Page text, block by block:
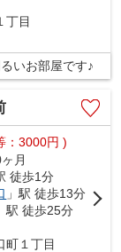
丁目
いお部屋です♪
：3000円 )
月
徒歩1分
」駅 徒歩13分
駅 徒歩25分
町１丁目